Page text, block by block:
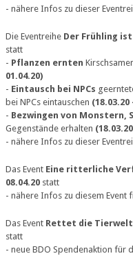
- nähere Infos zu dieser
Die Eventreihe Der Frühling ist
statt
- Pflanzen ernten
01.04.20)
- Eintausch bei NPCs
bei NPCs eintauschen (18.03.20
- Bezwingen von Monstern,
Gegenstände erhalten
- nähere Infos zu dieser
Das Event Eine ritterliche
08.04.20 statt
- nähere Infos zu diesem Event
Das Event Rettet die Tierwelt
statt
- neue BDO Spendenaktion für